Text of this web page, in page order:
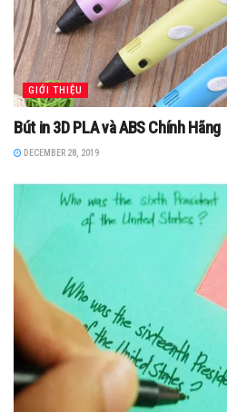
GIỚI THIỆU
Bút in 3D PLA và ABS Chính Hãng
DECEMBER 28, 2019